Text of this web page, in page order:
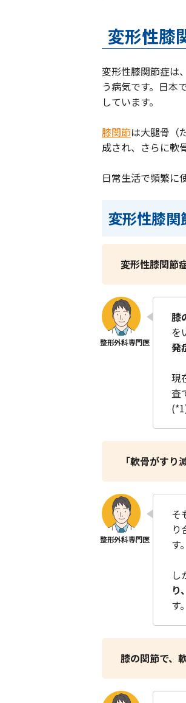
変形性膝
変形性膝関節症は
う病気です。日本
しています。
膝関節は大腿骨（
成され、さらに軟
日常生活で頻繁に
変形性膝関
変形性膝関節
膝
を
発
現
査
「軟骨がす
そ
り
す。
し
り
す。
膝の関節で、